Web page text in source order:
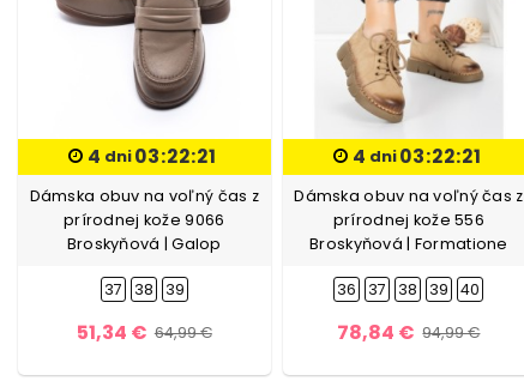
4 dni 03:22:20
Dámska obuv na voľný čas z
prírodnej kože 9066
Broskyňová | Galop
37 38 39
51,34 € 64,99 €
4 dni03:22:20
Dámska obuv na voľný čas z
prírodnej kože 556
Broskyňová | Formatione
36 37 38 39 40
78,84 € 94,99 €